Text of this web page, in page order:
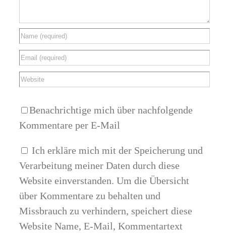
Benachrichtige mich über nachfolgende
Kommentare per E-Mail
Ich erkläre mich mit der Speicherung und
Verarbeitung meiner Daten durch diese
Website einverstanden. Um die Übersicht
über Kommentare zu behalten und
Missbrauch zu verhindern, speichert diese
Website Name, E-Mail, Kommentartext